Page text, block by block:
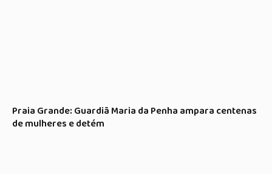
Praia Grande: Guardiã Maria da Penha ampara centenas
de mulheres e detém